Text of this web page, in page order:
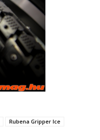
Rubena Gripper Ice